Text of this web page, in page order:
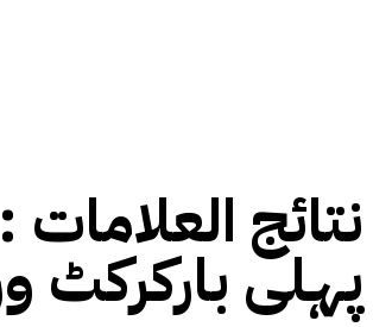
نتائج العلامات :
پہلی بارکرکٹ